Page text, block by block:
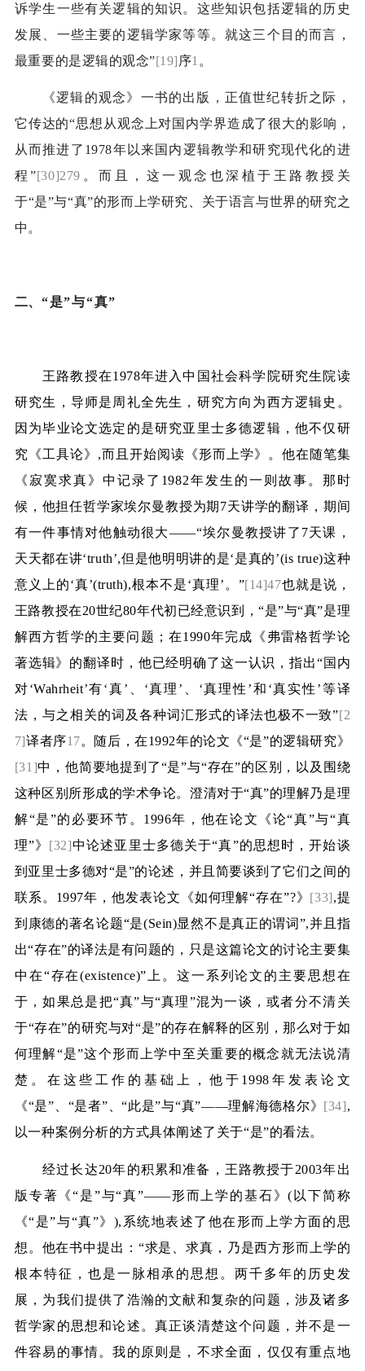
诉学生一些有关逻辑的知识。这些知识包括逻辑的历史
发展、一些主要的逻辑学家等等。就这三个目的而言，
最重要的是逻辑的观念”[19] 序1 。
《逻辑的观念》一书的出版，正值世纪转折之际，
它传达的“思想从观念上对国内学界造成了很大的影响，
从而推进了 1978年以来国内逻辑教学和研究现代化的进
程”[30]279 。而且，这一观念也深植于王路教授关
于“是”与“真”的形而上学研究、关于语言与世界的研究之
中。
二、 “是”与“真”
王路教授在1978年进入中国社会科学院研究生院读
研究生，导师是周礼全先生，研究方向为西方逻辑史。
因为毕业论文选定的是研究亚里士多德逻辑，他不仅研
究《工具论》 ,而且开始阅读《形而上学》。他在随笔集
《寂寞求真》中记录了 1982年发生的一则故事。那时
候，他担任哲学家埃尔曼教授为期 7天讲学的翻译，期间
有一件事情对他触动很大——“埃尔曼教授讲了 7天课，
天天都在讲‘truth’,但是他明明讲的是‘是真的’(is true)这种
意义上的‘真’(truth),根本不是‘真理’。”[14]47也就是说，
王路教授在20世纪80年代初已经意识到，“是”与“真”是理
解西方哲学的主要问题；在1990年完成《弗雷格哲学论
著选辑》的翻译时，他已经明确了这一认识，指出“国内
对‘Wahrheit’有‘真’、‘真理’、‘真理性’和‘真实性’等译
法，与之相关的词及各种词汇形式的译法也极不一致”[2
7]译者序17。随后，在1992年的论文《“是”的逻辑研究》
[31]中，他简要地提到了“是”与“存在”的区别，以及围绕
这种区别所形成的学术争论。澄清对于“真”的理解乃是理
解“是”的必要环节。 1996年，他在论文《论“真”与“真
理”》 [32]中论述亚里士多德关于“真”的思想时，开始谈
到亚里士多德对“是”的论述，并且简要谈到了它们之间的
联系。 1997年，他发表论文《如何理解“存在”?》 [33],提
到康德的著名论题“是(Sein)显然不是真正的谓词”,并且指
出“存在”的译法是有问题的，只是这篇论文的讨论主要集
中在“存在(existence)”上。这一系列论文的主要思想在
于，如果总是把“真”与“真理”混为一谈，或者分不清关
于“存在”的研究与对“是”的存在解释的区别，那么对于如
何理解“是”这个形而上学中至关重要的概念就无法说清
楚。在这些工作的基础上，他于 1998 年发表论文
《“是”、“是者”、“此是”与“真”——理解海德格尔》 [34],
以一种案例分析的方式具体阐述了关于“是”的看法。
经过长达20年的积累和准备，王路教授于2003年出
版专著《“是”与“真”——形而上学的基石》( 以下简称
《“是”与“真”》 ), 系统地表述了他在形而上学方面的思
想。他在书中提出：“求是、求真，乃是西方形而上学的
根本特征，也是一脉相承的思想。两千多年的历史发
展，为我们提供了浩瀚的文献和复杂的问题，涉及诸多
哲学家的思想和论述。真正谈清楚这个问题，并不是一
件容易的事情。我的原则是，不求全面，仅仅有重点地